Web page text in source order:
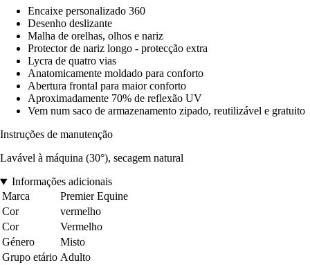
Encaixe personalizado 360
Desenho deslizante
Malha de orelhas, olhos e nariz
Protector de nariz longo - protecção extra
Lycra de quatro vias
Anatomicamente moldado para conforto
Abertura frontal para maior conforto
Aproximadamente 70% de reflexão UV
Vem num saco de armazenamento zipado, reutilizável e gratuito
Instruções de manutenção
Lavável à máquina (30°), secagem natural
Informações adicionais
Marca
Premier Equine
Cor
vermelho
Cor
Vermelho
Género
Misto
Grupo etário Adulto